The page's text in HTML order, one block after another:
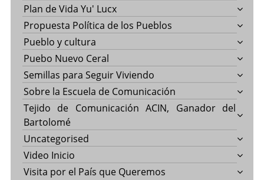
Plan de Vida Yu' Lucx
Propuesta Política de los Pueblos
Pueblo y cultura
Puebo Nuevo Ceral
Semillas para Seguir Viviendo
Sobre la Escuela de Comunicación
Tejido de Comunicación ACIN, Ganador del
Bartolomé
Uncategorised
Video Inicio
Visita por el País que Queremos